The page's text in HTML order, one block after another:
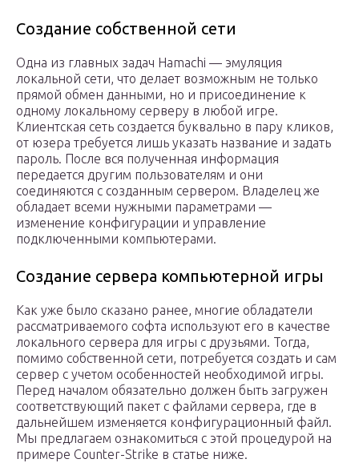
Создание собственной сети
Одна из главных задач Hamachi — эмуляция
локальной сети, что делает возможным не только
прямой обмен данными, но и присоединение к
одному локальному серверу в любой игре.
Клиентская сеть создается буквально в пару кликов,
от юзера требуется лишь указать название и задать
пароль. После вся полученная информация
передается другим пользователям и они
соединяются с созданным сервером. Владелец же
обладает всеми нужными параметрами —
изменение конфигурации и управление
подключенными компьютерами.
Создание сервера компьютерной игры
Как уже было сказано ранее, многие обладатели
рассматриваемого софта используют его в качестве
локального сервера для игры с друзьями. Тогда,
помимо собственной сети, потребуется создать и сам
сервер с учетом особенностей необходимой игры.
Перед началом обязательно должен быть загружен
соответствующий пакет с файлами сервера, где в
дальнейшем изменяется конфигурационный файл.
Мы предлагаем ознакомиться с этой процедурой на
примере Counter-Strike в статье ниже.